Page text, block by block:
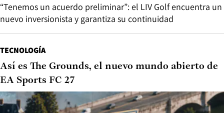
“Tenemos un acuerdo preliminar”: el LIV Golf encuentra un
nuevo inversionista y garantiza su continuidad
TECNOLOGÍA
Así es The Grounds, el nuevo mundo abierto de
EA Sports FC 27